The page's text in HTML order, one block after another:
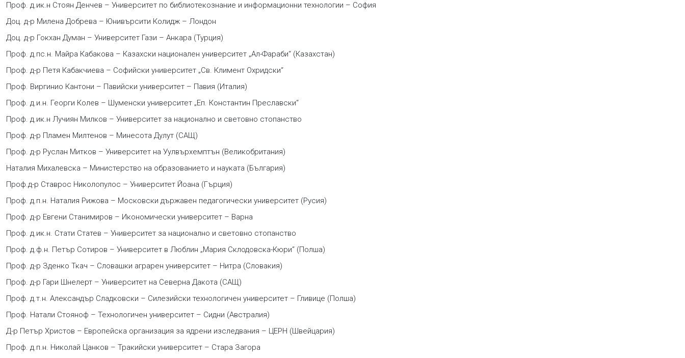
Проф. д.ик.н Стоян Денчев – Университет по библиотекознание и информационни технологии – София
Доц. д-р Милена Добрева – Юнивърсити Колидж – Лондон
Доц. д-р Гокхан Думан – Университет Гази – Анкара (Турция)
Проф. д.пс.н. Майра Кабакова – Казахски национален университет „Ал-Фараби“ (Казахстан)
Проф. д-р Петя Кабакчиева – Софийски университет „Св. Климент Охридски“
Проф. Виргинио Кантони – Павийски университет – Павия (Италия)
Проф. д.и.н. Георги Колев – Шуменски университет „Еп. Константин Преславски“
Проф. д.ик.н Лучиян Милков – Университет за национално и световно стопанство
Проф. д-р Пламен Милтенов – Минесота Дулут (САЩ)
Проф. д-р Руслан Митков – Университет на Уулвърхемптън (Великобритания)
Наталия Михалевска – Министерство на образованието и науката (България)
Проф.д-р Ставрос Николопулос – Университет Йоана (Гърция)
Проф. д.п.н. Наталия Рижова – Московски държавен педагогически университет (Русия)
Проф. д-р Евгени Станимиров – Икономически университет – Варна
Проф. д.ик.н. Стати Статев – Университет за национално и световно стопанство
Проф. д.ф.н. Петър Сотиров – Университет в Люблин „Мария Склодовска-Кюри“ (Полша)
Проф. д-р Зденко Ткач – Словашки аграрен университет – Нитра (Словакия)
Проф. д-р Гари Шнелерт – Университет на Северна Дакота (САЩ)
Проф. д.т.н. Александър Сладковски – Силезийски технологичен университет – Гливице (Полша)
Проф. Натали Стояноф – Технологичен университет – Сидни (Австралия)
Д-р Петър Христов – Европейска организация за ядрени изследвания – ЦЕРН (Швейцария)
Проф. д.п.н. Николай Цанков – Тракийски университет – Стара Загора